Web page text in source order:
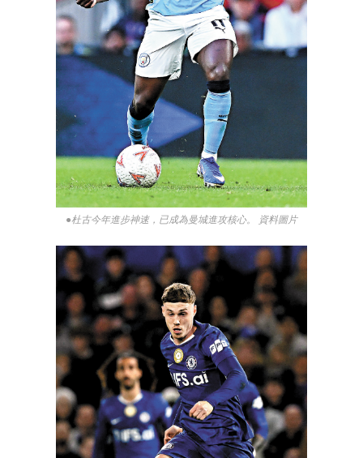
●杜古今年進步神速，已成為曼城進攻核心。 資料圖片